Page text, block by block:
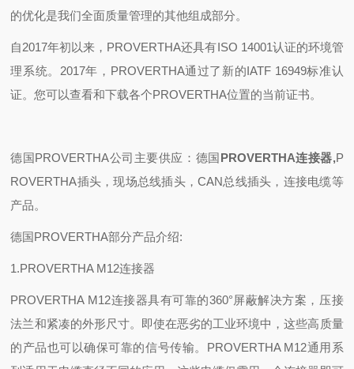
的优化是我们全面质量管理的其他组成部分。
自2017年初以来，PROVERTHA还具有ISO 14001认证的环境管
理系统。2017年，PROVERTHA通过了新的IATF 16949标准认
证。您可以查看和下载各个PROVERTHA位置的当前证书。
德国PROVERTHA公司主要供应：德国PROVERTHA连接器,P
ROVERTHA插头，现场总线插头，CAN总线插头，连接电缆等
产品。
德国PROVERTHA部分产品介绍:
1.PROVERTHA M12连接器
PROVERTHA M12连接器具有可靠的360°屏蔽解决方案，压接
法兰和紧凑的外形尺寸。即使在恶劣的工业环境中，这些高质量
的产品也可以确保可靠的信号传输。PROVERTHA M12通用系